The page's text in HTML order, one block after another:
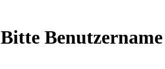
Bitte